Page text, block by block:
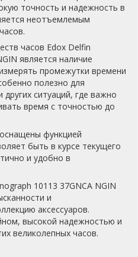
точность и надежность в
неотъемлемым
часов Edox Delfin
является наличие
промежутки времени
полезно для
ситуаций, где важно
время с точностью до
функцией
быть в курсе текущего
и удобно в
10113 37GNCA NGIN
и
аксессуаров.
высокой надежностью и
великолепных часов.